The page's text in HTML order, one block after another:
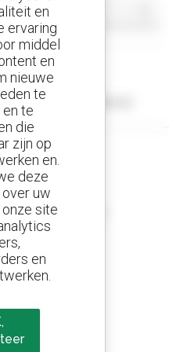
resultaat opgeleverd.
in
tweedehandsmaterieel
en
ervaring
middel
en
nieuwe
te
en te
die
zijn op
en.
deze
uw
onze site
en